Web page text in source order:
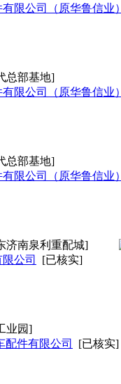
限公司（原华鲁信业）
总部基地]
限公司（原华鲁信业）
总部基地]
限公司（原华鲁信业）
济南泉利重配城]
公司
[已核实]
业园]
配件有限公司
[已核实]